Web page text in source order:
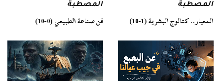
المصطبة
المعيار.. كتالوج البشرية (1-10)
المصطبة
فن صناعة الطبيعي (0-10)